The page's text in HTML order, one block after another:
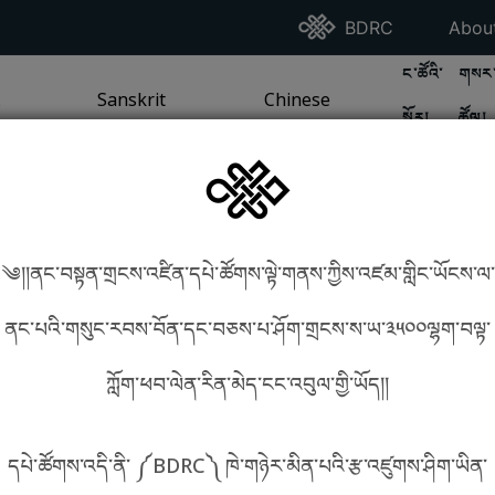
Go To BDRC
BDRC Go
/ SEA TRADITIONPAGE
GO TOSANSKRIT TRADITION
Sanskrit
GO TOCHINESE TRADITION
Chinese
GO TO
ང་ཚོའི་
སྐོར།
GO
ཚོལ།
༄།།ནང་བསྟན་གྲངས་འཛིན་དཔེ་ཚོགས་ལྟེ་གནས་ཀྱིས་འཛམ་གླིང་ཡོངས་ལ་
ནང་པའི་གསུང་རབས་བོན་དང་བཅས་པ་ཤོག་གྲངས་ས་ཡ་༣༥༠༠ལྷག་བལྟ་
ཀློག་ཕབ་ལེན་རིན་མེད་ངང་འབུལ་གྱི་ཡོད།།
དཔེ་ཚོགས་འདི་ནི་ ༼BDRC༽ ཁེ་གཉེར་མིན་པའི་རྩ་འཛུགས་ཤིག་ཡིན་
phonetics! How to find things?